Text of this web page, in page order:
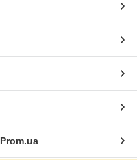
Prom.ua